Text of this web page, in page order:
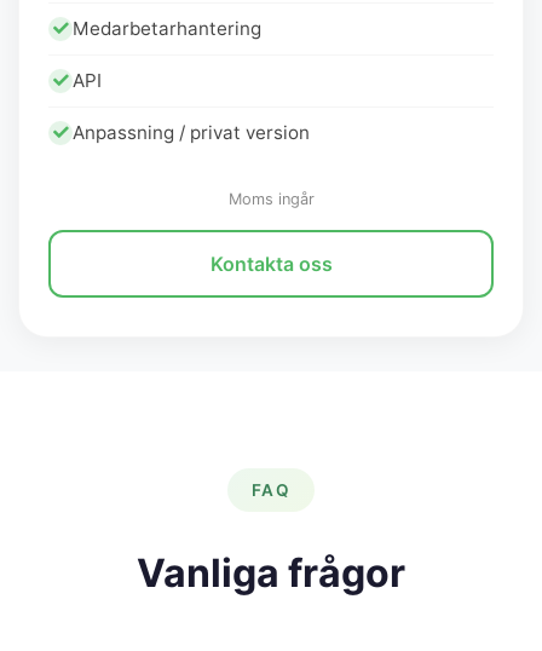
Medarbetarhantering
API
Anpassning / privat version
Moms ingår
Kontakta oss
FAQ
Vanliga frågor